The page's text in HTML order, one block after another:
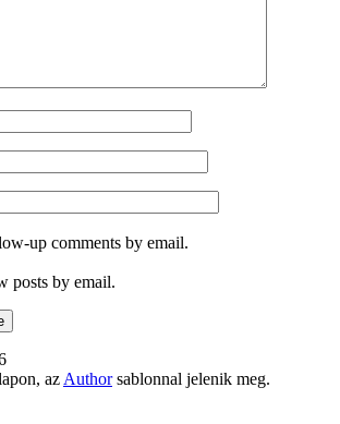
up comments by email.
posts by email.
az Authorsablonnal jelenik meg.